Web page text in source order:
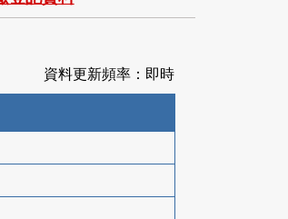
資料更新頻率：即時